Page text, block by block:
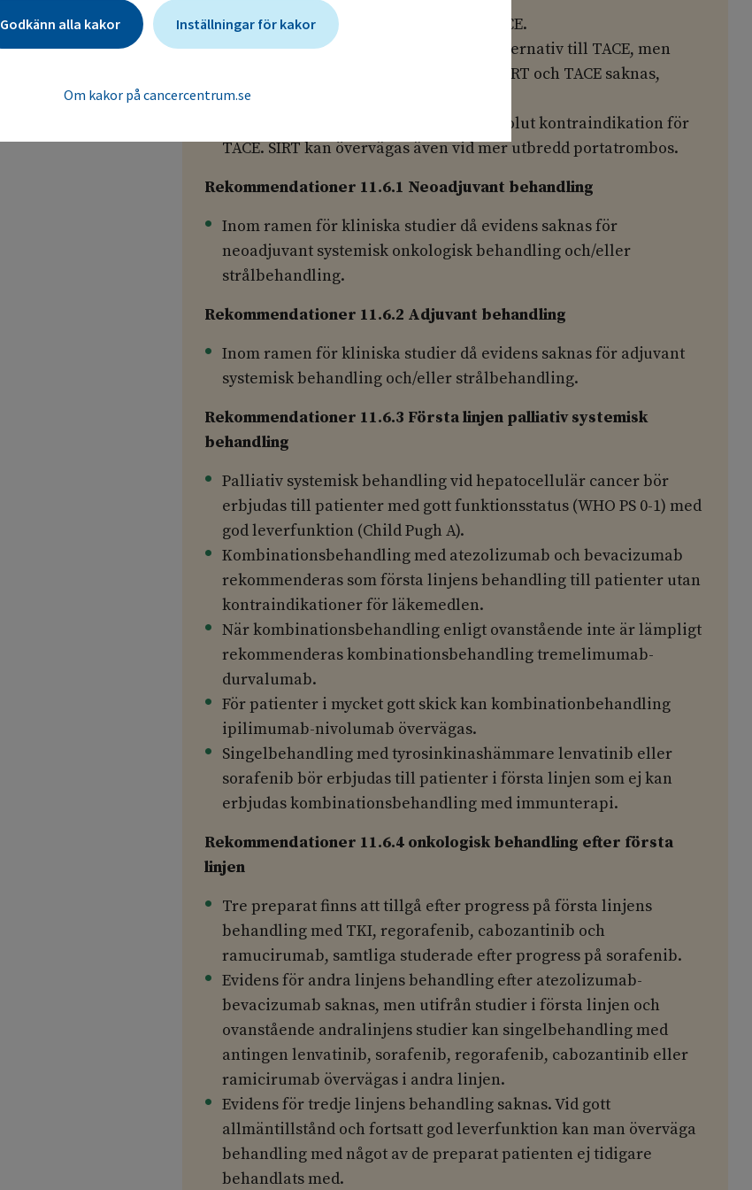
TAI ger jämförbar överlevnad som cTACE.
SIRT kan förmodligen användas som alternativ till TACE, men
större randomiserade studier mellan SIRT och TACE saknas,
varför evidensgraden är låg.
Perifer portatrombos utgör inte en absolut kontraindikation för
TACE. SIRT kan övervägas även vid mer utbredd portatrombos.
Rekommendationer 11.6.1 Neoadjuvant behandling
Inom ramen för kliniska studier då evidens saknas för
neoadjuvant systemisk onkologisk behandling och/eller
strålbehandling.
Rekommendationer 11.6.2 Adjuvant behandling
Inom ramen för kliniska studier då evidens saknas för adjuvant
systemisk behandling och/eller strålbehandling.
Rekommendationer 11.6.3 Första linjen palliativ systemisk
behandling
Palliativ systemisk behandling vid hepatocellulär cancer bör
erbjudas till patienter med gott funktionsstatus (WHO PS 0-1) med
god leverfunktion (Child Pugh A).
Kombinationsbehandling med atezolizumab och bevacizumab
rekommenderas som första linjens behandling till patienter utan
kontraindikationer för läkemedlen.
När kombinationsbehandling enligt ovanstående inte är lämpligt
rekommenderas kombinationsbehandling tremelimumab-
durvalumab.
För patienter i mycket gott skick kan kombinationbehandling
ipilimumab-nivolumab övervägas.
Singelbehandling med tyrosinkinashämmare lenvatinib eller
sorafenib bör erbjudas till patienter i första linjen som ej kan
erbjudas kombinationsbehandling med immunterapi.
Rekommendationer 11.6.4 onkologisk behandling efter första
linjen
Tre preparat finns att tillgå efter progress på första linjens
behandling med TKI, regorafenib, cabozantinib och
ramucirumab, samtliga studerade efter progress på sorafenib.
Evidens för andra linjens behandling efter atezolizumab-
bevacizumab saknas, men utifrån studier i första linjen och
ovanstående andralinjens studier kan singelbehandling med
antingen lenvatinib, sorafenib, regorafenib, cabozantinib eller
ramicirumab övervägas i andra linjen.
Evidens för tredje linjens behandling saknas. Vid gott
allmäntillstånd och fortsatt god leverfunktion kan man överväga
behandling med något av de preparat patienten ej tidigare
behandlats med.
Godkänn alla kakor Inställningar för kakor
Om kakor på cancercentrum.se